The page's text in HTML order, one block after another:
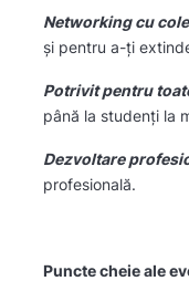
Networking cu
și pentru a-ți
Potrivit pentru
până la studenți la
Dezvoltare
profesională.
Puncte cheie ale